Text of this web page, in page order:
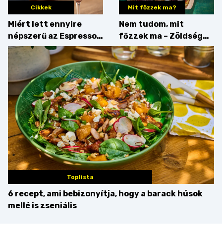
Cikkek
Miért lett ennyire
népszerű az Espresso
Martini – és mit
érdemes enni mellé?
Mit főzzek ma?
Nem tudom, mit
főzzek ma – Zöldség
minden mennyiségben
Toplista
6 recept, ami bebizonyítja, hogy a barack húsok
mellé is zseniális